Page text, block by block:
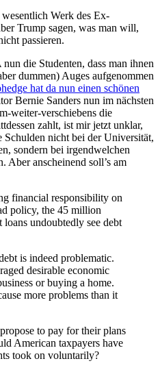
Werk des Ex-
Trump sagen, was man will,
passieren.
die Studenten, dass man ihnen
dummen) Auges aufgenommen
hat da nun einen schönen
Bernie Sanders nun im nächsten
weiter-verschiebens die
zahlt, ist mir jetzt unklar,
Schulden nicht bei der Universität,
sondern bei irgendwelchen
Aber anscheinend soll’s am
financial responsibility on
policy, the 45 million
undoubtedly see debt
is indeed problematic.
desirable economic
or buying a home.
more problems than it
to pay for their plans
American taxpayers have
took on voluntarily?